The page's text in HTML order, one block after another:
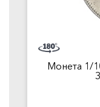
Монета 1/